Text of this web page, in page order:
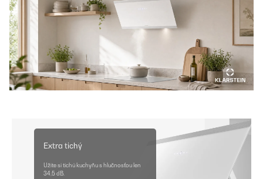
Extra tichý
Užite si tichú kuchyňu s hlučnosťou len
34,5 dB.